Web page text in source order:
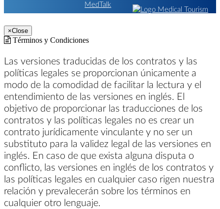
×Close
Términos y Condiciones
Las versiones traducidas de los contratos y las
políticas legales se proporcionan únicamente a
modo de la comodidad de facilitar la lectura y el
entendimiento de las versiones en inglés. El
objetivo de proporcionar las traducciones de los
contratos y las políticas legales no es crear un
contrato jurídicamente vinculante y no ser un
substituto para la validez legal de las versiones en
inglés. En caso de que exista alguna disputa o
conflicto, las versiones en inglés de los contratos y
las políticas legales en cualquier caso rigen nuestra
relación y prevalecerán sobre los términos en
cualquier otro lenguaje.